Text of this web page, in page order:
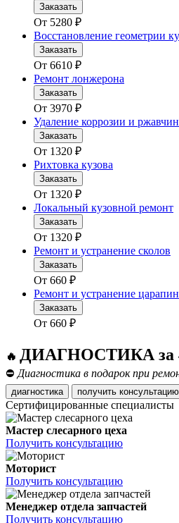
Заказать
От 5280 ₽
Восстановление геометрии
Заказать
От 6610 ₽
Ремонт лонжерона
Заказать
От 3970 ₽
Удаление коррозии и
Заказать
От 1320 ₽
Рихтовка кузова
Заказать
От 1320 ₽
Локальный кузовной ремонт
Заказать
От 1320 ₽
Ремонт и устранение сколов
Заказать
От 660 ₽
Ремонт и устранение царапин
Заказать
От 660 ₽
🔥 ДИАГНОСТИКА за
⛔ Диагностика в подарок при
диагностика получить консультацию
Сертифицированные специалисты
Мастер слесарного цеха
Получить консультацию
Моторист
Получить консультацию
Менеджер отдела запчастей
Получить консультацию